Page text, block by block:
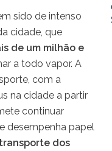
sido de intenso
cidade, que
de um milhão e
a todo vapor. A
com a
na cidade a partir
continuar
desempenha papel
dos